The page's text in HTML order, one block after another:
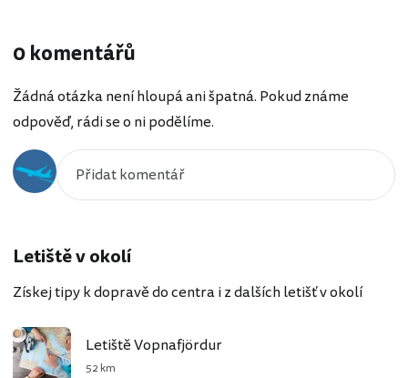
0 komentářů
Žádná otázka není hloupá ani špatná. Pokud známe
odpověď, rádi se o ni podělíme.
Letiště v okolí
Získej tipy k dopravě do centra i z dalších letišť v okolí
Letiště Vopnafjördur
52 km